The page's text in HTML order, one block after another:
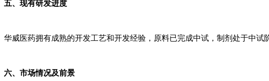
五、现有研发进度
华威医药拥有成熟的开发工艺和开发经验，原料已完成中试，制剂处于中试
六、市场情况及前景